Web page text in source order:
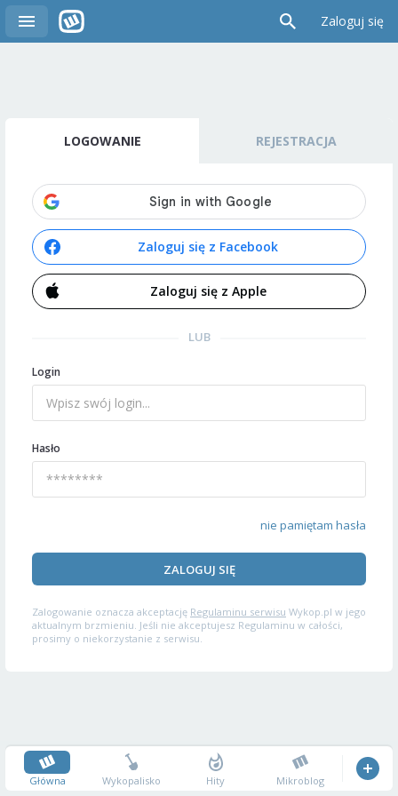
Zaloguj się
LOGOWANIE REJESTRACJA
Zaloguj się z Facebook
Zaloguj się z Apple
LUB
Login
Hasło
nie pamiętam hasła
ZALOGUJ SIĘ
Zalogowanie oznacza akceptację Regulaminu serwisu Wykop.pl w jego
aktualnym brzmieniu. Jeśli nie akceptujesz Regulaminu w całości,
prosimy o niekorzystanie z serwisu.
Główna Wykopalisko Hity Mikroblog